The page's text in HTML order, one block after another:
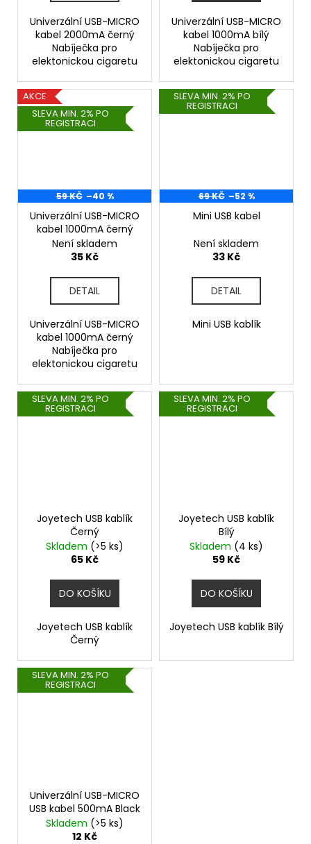
Univerzální USB-MICRO
kabel 2000mA černý
Nabíječka pro
elektonickou cigaretu
Univerzální USB-MICRO
kabel 1000mA bílý
Nabíječka pro
elektonickou cigaretu
AKCE
SLEVA MIN. 2% PO
REGISTRACI
59 KČ –40 %
Univerzální USB-MICRO
kabel 1000mA černý
Není skladem
35 Kč
DETAIL
Univerzální USB-MICRO
kabel 1000mA černý
Nabíječka pro
elektonickou cigaretu
SLEVA MIN. 2% PO
REGISTRACI
69 KČ –52 %
Mini USB kabel
Není skladem
33 Kč
DETAIL
Mini USB kablík
SLEVA MIN. 2% PO
REGISTRACI
Joyetech USB kablík
Černý
Skladem (>5 ks)
65 Kč
DO KOŠÍKU
Joyetech USB kablík
Černý
SLEVA MIN. 2% PO
REGISTRACI
Joyetech USB kablík
Bílý
Skladem (4 ks)
59 Kč
DO KOŠÍKU
Joyetech USB kablík Bílý
SLEVA MIN. 2% PO
REGISTRACI
Univerzální USB-MICRO
USB kabel 500mA Black
Skladem (>5 ks)
12 Kč